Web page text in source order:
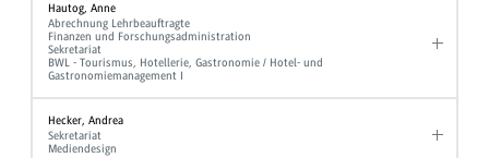
Hautog, Anne
Abrechnung Lehrbeauftragte
Finanzen und Forschungsadministration
Sekretariat
BWL - Tourismus, Hotellerie, Gastronomie / Hotel- und
Gastronomiemanagement I
Hecker, Andrea
Sekretariat
Mediendesign